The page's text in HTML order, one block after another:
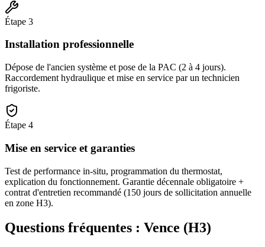
Étape 3
Installation professionnelle
Dépose de l'ancien système et pose de la PAC (2 à 4 jours).
Raccordement hydraulique et mise en service par un technicien
frigoriste.
Étape 4
Mise en service et garanties
Test de performance in-situ, programmation du thermostat,
explication du fonctionnement. Garantie décennale obligatoire +
contrat d'entretien recommandé (150 jours de sollicitation annuelle
en zone H3).
Questions fréquentes : Vence (H3)